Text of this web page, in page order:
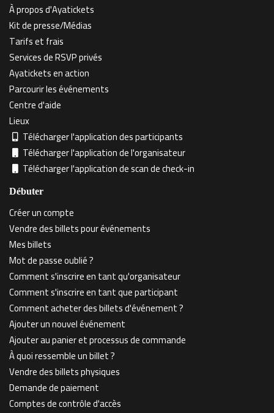
À propos d'Ayatickets
Kit de presse/Médias
Tarifs et frais
Services de RSVP privés
Ayatickets en action
Parcourir les événements
Centre d'aide
Lieux
Télécharger l'application des participants
Télécharger l'application de l'organisateur
Télécharger l'application de scan de check-in
Débuter
Créer un compte
Vendre des billets pour événements
Mes billets
Mot de passe oublié ?
Comment s'inscrire en tant qu'organisateur
Comment s'inscrire en tant que participant
Comment acheter des billets d'événement ?
Ajouter un nouvel événement
Ajouter au panier et processus de commande
À quoi ressemble un billet ?
Vendre des billets physiques
Demande de paiement
Comptes de contrôle d'accès